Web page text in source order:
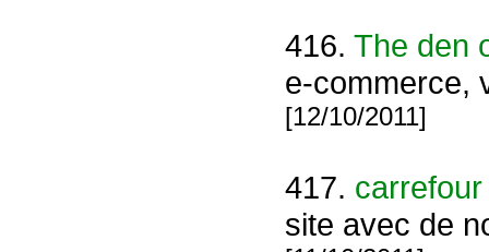
416. The den
e-commerce,
[12/10/2011]
417.
site avec de